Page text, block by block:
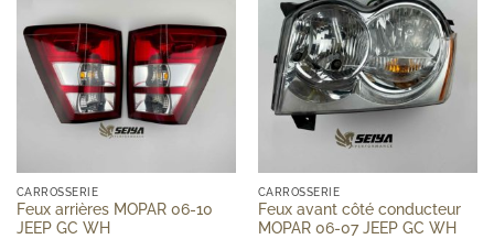
wishlist
CARROSSERIE
Feux arrières MOPAR 06-10
JEEP GC WH
Add to
wishlist
CARROSSERIE
Feux avant côté conducteur
MOPAR 06-07 JEEP GC WH